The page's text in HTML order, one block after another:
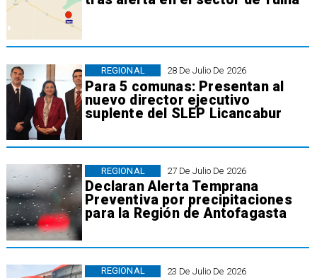
28 De Julio De 2026
Para 5 comunas: Presentan al
nuevo director ejecutivo
suplente del SLEP Licancabur
REGIONAL
27 De Julio De 2026
Declaran Alerta Temprana
Preventiva por precipitaciones
para la Región de Antofagasta
REGIONAL
23 De Julio De 2026
REGIONAL